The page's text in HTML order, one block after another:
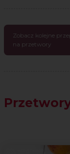
Zobacz kolejne
na przetwory